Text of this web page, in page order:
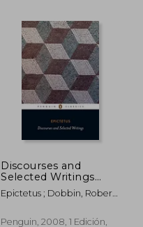
45%
dcto.
Discourses and
Selected Writings
(Penguin Classics) (en
Inglés)
Epictetus ; Dobbin, Robert
Penguin, 2008, 1 Edición,